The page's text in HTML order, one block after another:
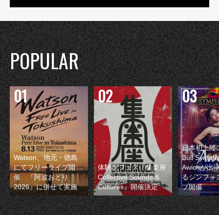
POPULAR
Watson、地元・徳島
にてフリーライブ開
催 『阿波おどり
2026』に併せて実施
体験型フェス『集楽座
Collective Sounds &
Cultures』開催決定
日本初上陸
Bull
Awichが出
るシンフォ
ブ開催